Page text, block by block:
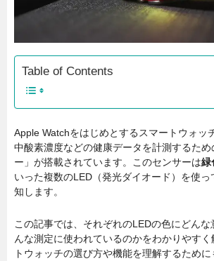
Table of Contents
Apple Watchをはじめとするスマートウォッ
中酸素濃度などの健康データを計測するた
ー」が搭載されています。このセンサーは緑
いった複数のLED（発光ダイオード）を使
知します。
この記事では、それぞれのLEDの色にどん
んな測定に使われているのかをわかりやす
トウォッチの選び方や機能を理解するため